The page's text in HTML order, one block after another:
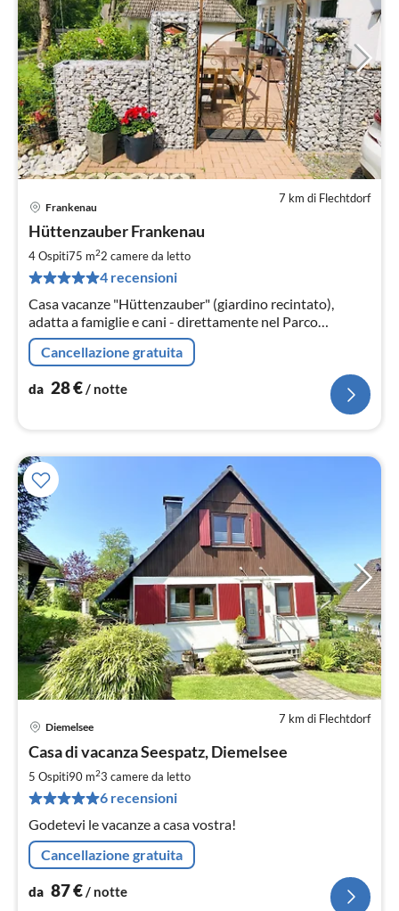
7 km di Flechtdorf
Frankenau
Hüttenzauber Frankenau
4 Ospiti75 m22 camere da letto
4 recensioni
Casa vacanze "Hüttenzauber" (giardino recintato),
adatta a famiglie e cani - direttamente nel Parco
Nazionale Kellerwald, presso Kellerwalduhr vicino a
Edersee - da settembre per 4 persone
Cancellazione gratuita
da 28€/ notte
7 km di Flechtdorf
Diemelsee
Casa di vacanza Seespatz, Diemelsee
5 Ospiti90 m23 camere da letto
6 recensioni
Godetevi le vacanze a casa vostra!
Cancellazione gratuita
da 87€/ notte